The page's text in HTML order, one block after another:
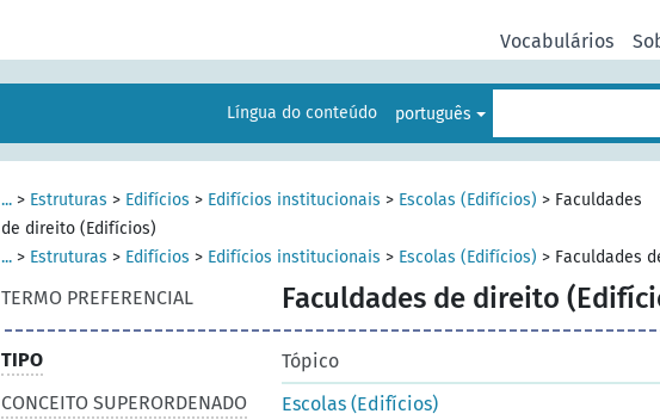
Vocabulários
Língua do conteúdo português
... > Estruturas > Edifícios > Edifícios institucionais > Escolas (Edifícios) > Faculdades
de direito (Edifícios)
... > Estruturas > Edifícios > Edifícios institucionais > Escolas (Edifícios) > Faculdades
TERMO PREFERENCIAL Faculdades de direito
TIPO
Tópico
CONCEITO SUPERORDENADO
Escolas (Edifícios)